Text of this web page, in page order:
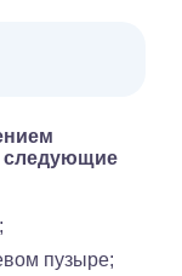
следующие
пузыре;